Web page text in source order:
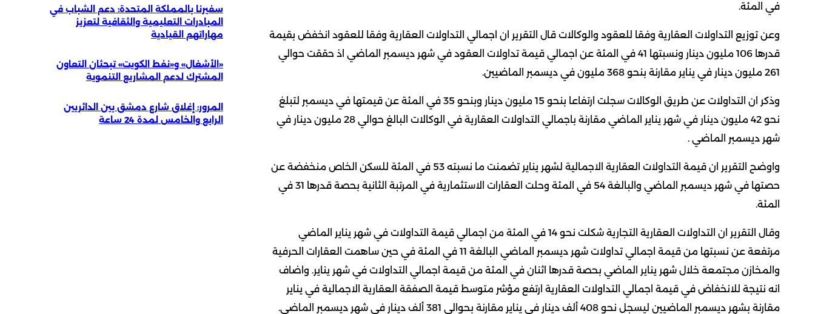
في المئة.
وعن توزيع التداولات العقارية وفقا للعقود والوكالات قال التقرير ان اجمالي التداولات العقارية وفقا للعقود انخفض بقيمة
قدرها 106 مليون دينار ونسبتها 41 في المئة عن اجمالي قيمة تداولات العقود في شهر ديسمبر الماضي اذ حققت حوالي
261 مليون دينار في يناير مقارنة بنحو 368 مليون في ديسمبر الماضيين.
وذكر ان التداولات عن طريق الوكالات سجلت ارتفاعا بنحو 15 مليون دينار وبنحو 35 في المئة عن قيمتها في ديسمبر لتبلغ
نحو 42 مليون دينار في شهر يناير الماضي مقارنة باجمالي التداولات العقارية في الوكالات البالغ حوالي 28 مليون دينار في
شهر ديسمبر الماضي .
واوضح التقرير ان قيمة التداولات العقارية الاجمالية لشهر يناير تضمنت ما نسبته 53 في المئة للسكن الخاص منخفضة عن
حصتها في شهر ديسمبر الماضي والبالغة 54 في المئة وحلت العقارات الاستثمارية في المرتبة الثانية بحصة قدرها 31 في
المئة.
وقال التقرير ان التداولات العقارية التجارية شكلت نحو 14 في المئة من اجمالي قيمة التداولات في شهر يناير الماضي
مرتفعة عن نسبتها من قيمة اجمالي تداولات شهر ديسمبر الماضي البالغة 11 في المئة في حين ساهمت العقارات الحرفية
والمخازن مجتمعة خلال شهر يناير الماضي بحصة قدرها اثنان في المئة من قيمة اجمالي التداولات في شهر يناير. واضاف
انه نتيجة للانخفاض في قيمة اجمالي التداولات العقارية ارتفع مؤشر متوسط قيمة الصفقة العقارية الاجمالية في يناير
مقارنة بشهر ديسمبر الماضيين ليسجل نحو 408 ألف دينار في يناير مقارنة بحوالي 381 ألف دينار في شهر ديسمبر الماضي.
سفيرنا بالمملكة المتحدة: دعم الشباب في
المبادرات التعليمية والثقافية لتعزيز
مهاراتهم القيادية
«الأشغال» و«نفط الكويت» تبحثان التعاون
المشترك لدعم المشاريع التنموية
المرور: إغلاق شارع دمشق بين الدائريين
الرابع والخامس لمدة 24 ساعة